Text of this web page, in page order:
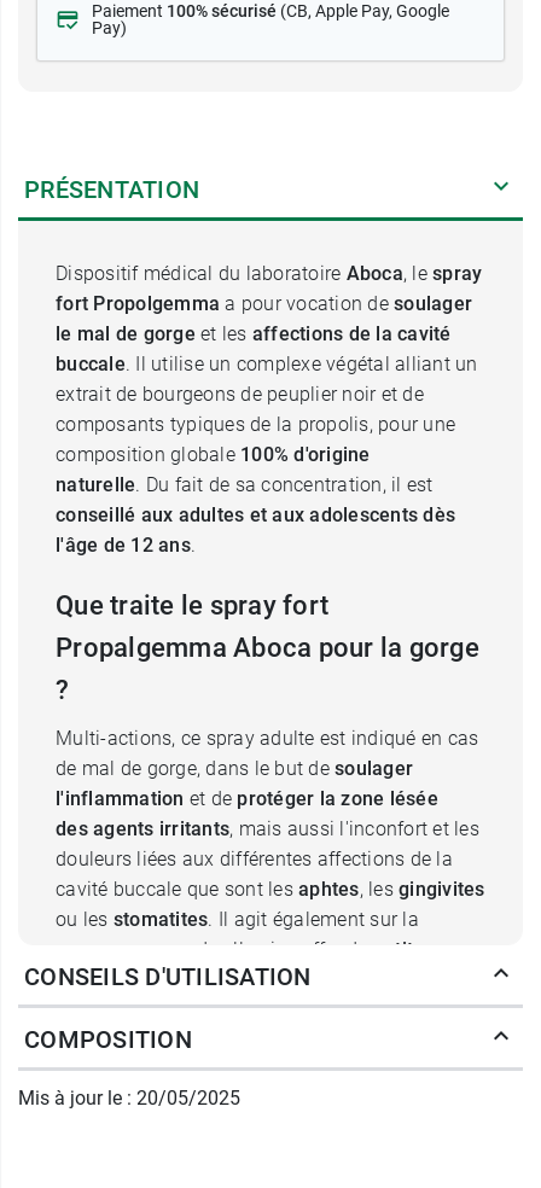
Paiement 100% sécurisé (CB, Apple Pay, Google
Pay)
PRÉSENTATION
Dispositif médical du laboratoire Aboca, le spray
fort Propolgemma a pour vocation de soulager
le mal de gorge et les affections de la cavité
buccale. Il utilise un complexe végétal alliant un
extrait de bourgeons de peuplier noir et de
composants typiques de la propolis, pour une
composition globale 100% d'origine
naturelle. Du fait de sa concentration, il est
conseillé aux adultes et aux adolescents dès
l'âge de 12 ans.
Que traite le spray fort
Propalgemma Aboca pour la gorge
?
Multi-actions, ce spray adulte est indiqué en cas
de mal de gorge, dans le but de soulager
l'inflammation et de protéger la zone lésée
des agents irritants, mais aussi l'inconfort et les
douleurs liées aux différentes affections de la
cavité buccale que sont les aphtes, les gingivites
ou les stomatites. Il agit également sur la
muqueuse quand celle-ci souffre de
petites
lésionsinduites par le port de prothèses
orthodontiques, de dentiers ou de traitements
dentaires. Enfin, il pourra être pris en
des premiers froidsde l'hiver ou de l'exposition
à des agressions extérieures telles que la
CONSEILS D'UTILISATION
COMPOSITION
Mis à jour le : 20/05/2025